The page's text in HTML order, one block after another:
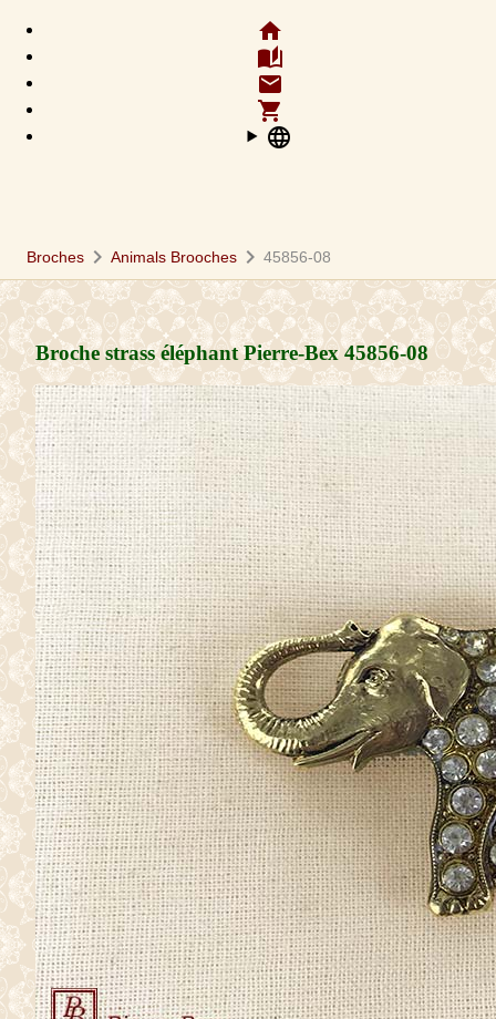
home
auto_stories
email
shopping_cart
language
Broches chevron_right Animals Brooches chevron_right 45856-08
Broche strass éléphant Pierre-Bex45856-08